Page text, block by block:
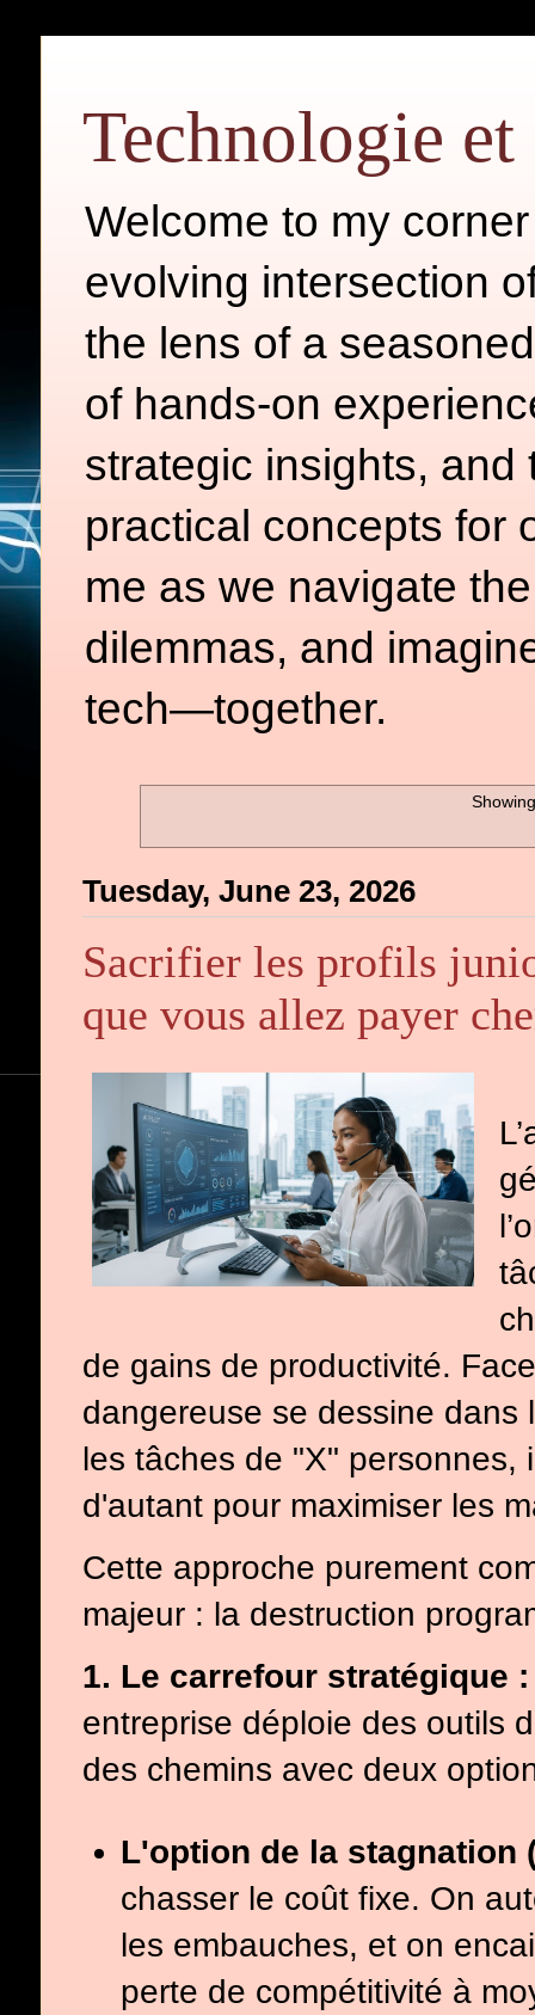
Technologie et
Welcome to my
evolving intersection
the lens of a
of hands-on
strategic insights,
practical concepts for
me as we navigate
dilemmas, and
tech—together.
Tuesday, June 23, 2026
Sacrifier les profils
que vous allez payer
de gains de productivité.
dangereuse se dessine dans
les tâches de "X" personnes,
d'autant pour maximiser les
Cette approche purement
majeur : la destruction
1. Le carrefour stratégique
entreprise déploie des outils
des chemins avec deux
L'option de la stagnation
chasser le coût fixe. On
les embauches, et on
perte de compétitivité à